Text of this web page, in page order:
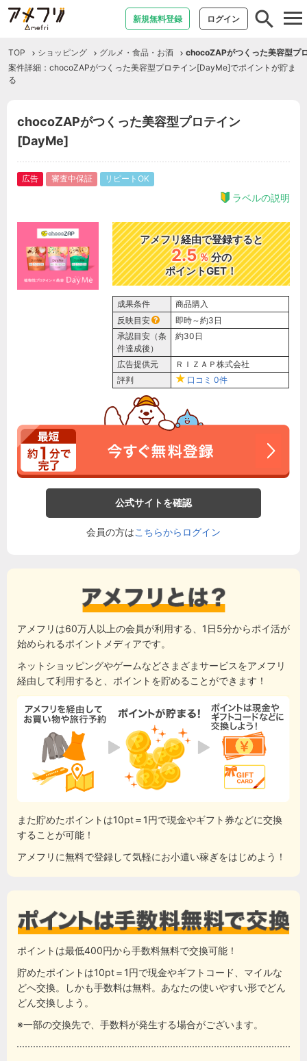
新規無料登録 ログイン
TOP ショッピング グルメ・食品・お酒
chocoZAPがつくった美容型プ
案件詳細：chocoZAPがつくった美容型プロテイン[DayMe]でポイントが貯ま
る
chocoZAPがつくった美容型プロテイン
[DayMe]
広告 審査中保証 リピートOK
ラベルの説明
アメフリ経由で登録すると
2.5％分の
ポイントGET！
成果条件
商品購入
反映目安
即時～約3日
承認目安（条
件達成後）
約30日
広告提供元
ＲＩＺＡＰ株式会社
評判
口コミ 0件
公式サイトを確認
会員の方はこちらからログイン
アメフリは60万人以上の会員が利用する、1日5分からポイ活が
始められるポイントメディアです。
ネットショッピングやゲームなどさまざまサービスをアメフリ
経由して利用すると、ポイントを貯めることができます！
また貯めたポイントは10pt＝1円で現金やギフト券などに交換
することが可能！
アメフリに無料で登録して気軽にお小遣い稼ぎをはじめよう！
ポイントは最低400円から手数料無料で交換可能！
貯めたポイントは10pt＝1円で現金やギフトコード、マイルな
どへ交換。しかも手数料は無料。あなたの使いやすい形でどん
どん交換しよう。
※一部の交換先で、手数料が発生する場合がございます。